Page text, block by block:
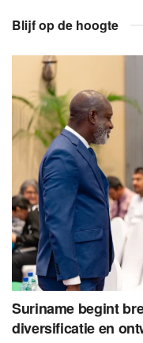
Blijf op de hoogte
Suriname begint
diversificatie en